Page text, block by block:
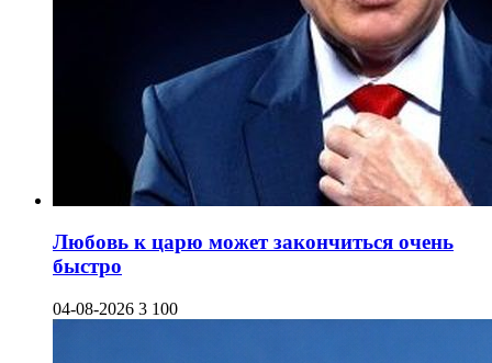
Любовь к царю может закончиться очень
быстро
04-08-2026 3 100